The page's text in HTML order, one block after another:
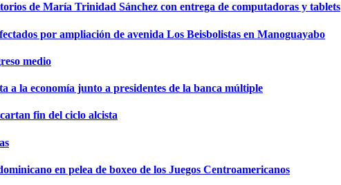
de María Trinidad Sánchez con entrega de computadoras y tablets
por ampliación de avenida Los Beisbolistas en Manoguayabo
medio
a la economía junto a presidentes de la banca múltiple
fin del ciclo alcista
en pelea de boxeo de los Juegos Centroamericanos